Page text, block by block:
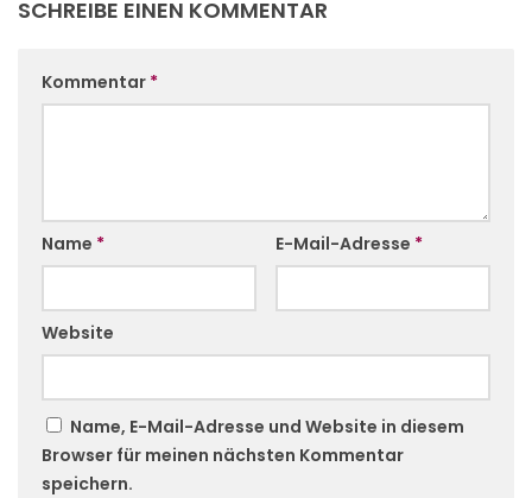
SCHREIBE EINEN KOMMENTAR
Kommentar *
Name * E-Mail-Adresse *
Website
Name, E-Mail-Adresse und Website in diesem
Browser für meinen nächsten Kommentar
speichern.